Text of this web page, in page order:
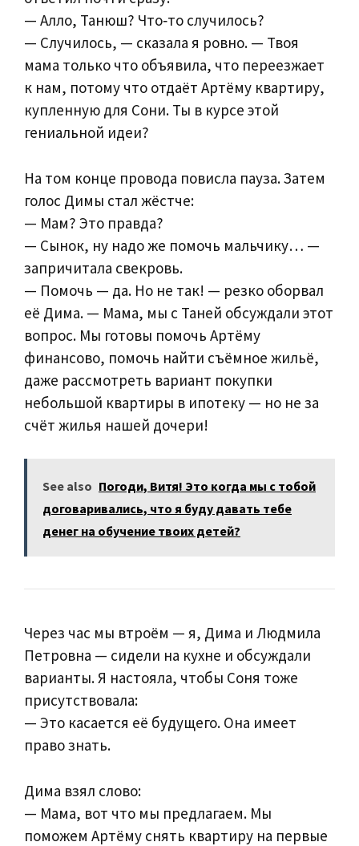
— Алло, Танюш? Что‑то случилось?
— Случилось, — сказала я ровно. — Твоя
мама только что объявила, что переезжает
к нам, потому что отдаёт Артёму квартиру,
купленную для Сони. Ты в курсе этой
гениальной идеи?
На том конце провода повисла пауза. Затем
голос Димы стал жёстче:
— Мам? Это правда?
— Сынок, ну надо же помочь мальчику… —
запричитала свекровь.
— Помочь — да. Но не так! — резко оборвал
её Дима. — Мама, мы с Таней обсуждали этот
вопрос. Мы готовы помочь Артёму
финансово, помочь найти съёмное жильё,
даже рассмотреть вариант покупки
небольшой квартиры в ипотеку — но не за
счёт жилья нашей дочери!
See also Погоди, Витя! Это когда мы с тобой
договаривались, что я буду давать тебе
денег на обучение твоих детей?
Через час мы втроём — я, Дима и Людмила
Петровна — сидели на кухне и обсуждали
варианты. Я настояла, чтобы Соня тоже
присутствовала:
— Это касается её будущего. Она имеет
право знать.
Дима взял слово:
— Мама, вот что мы предлагаем. Мы
поможем Артёму снять квартиру на первые